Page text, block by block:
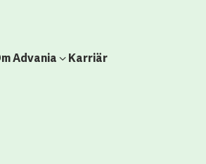
Advania Karriär